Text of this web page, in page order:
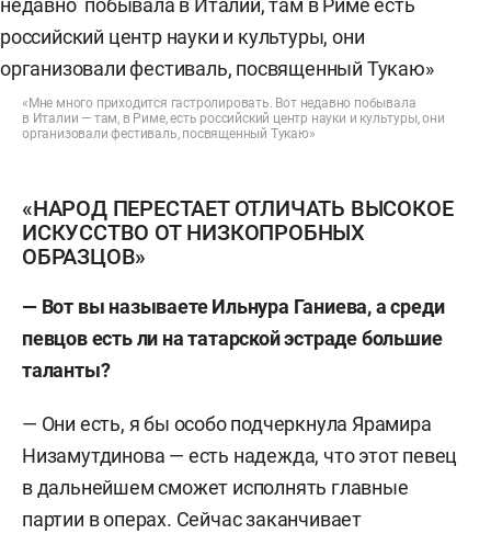
«Мне много приходится гастролировать. Вот недавно побывала
в Италии — там, в Риме, есть российский центр науки и культуры, они
организовали фестиваль, посвященный Тукаю»
«НАРОД ПЕРЕСТАЕТ ОТЛИЧАТЬ ВЫСОКОЕ
ИСКУССТВО ОТ НИЗКОПРОБНЫХ
ОБРАЗЦОВ»
— Вот вы называете Ильнура Ганиева, а среди
певцов есть ли на татарской эстраде большие
таланты?
— Они есть, я бы особо подчеркнула Ярамира
Низамутдинова — есть надежда, что этот певец
в дальнейшем сможет исполнять главные
партии в операх. Сейчас заканчивает